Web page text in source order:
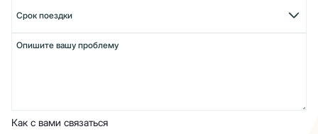
Как с вами связаться